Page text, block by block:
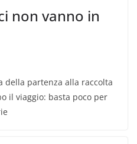
non vanno in
della partenza alla raccolta
il viaggio: basta poco per